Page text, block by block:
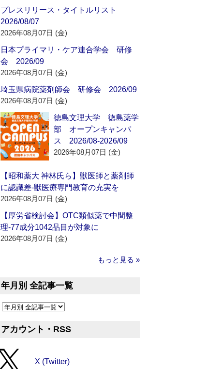
プレスリリース・タイトルリスト
2026/08/07
2026年08月07日 (金)
日本プライマリ・ケア連合学会 研修
会 2026/09
2026年08月07日 (金)
埼玉県病院薬剤師会 研修会 2026/09
2026年08月07日 (金)
徳島文理大学 徳島薬学
部 オープンキャンパ
ス 2026/08-2026/09
2026年08月07日 (金)
【昭和薬大 神林氏ら】獣医師と薬剤師
に認識差‐獣医療専門教育の充実を
2026年08月07日 (金)
【厚労省検討会】OTC類似薬で中間整
理‐77成分1042品目が対象に
2026年08月07日 (金)
もっと見る »
年月別 全記事一覧
アカウント・RSS
X (Twitter)